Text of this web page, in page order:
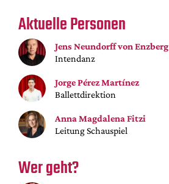
Aktuelle Personen
Jens Neundorff von Enzberg
Intendanz
Jorge Pérez Martínez
Ballettdirektion
Anna Magdalena Fitzi
Leitung Schauspiel
Wer geht?